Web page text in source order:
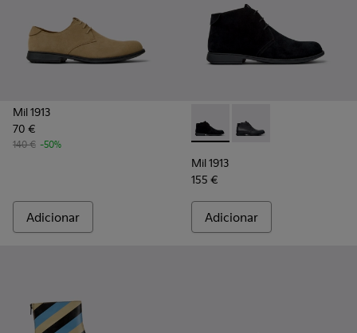
Mil 1913
70 €
140 € -50%
Adicionar
Mil 1913 - 36587-055 -
Mil 1913 - 36587-
Mil 1913
155 €
Adicionar